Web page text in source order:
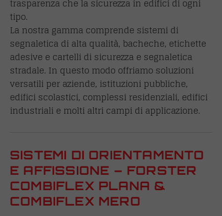
trasparenza che la sicurezza in edifici di ogni
tipo.
La nostra gamma comprende sistemi di
segnaletica di alta qualità, bacheche, etichette
adesive e cartelli di sicurezza e segnaletica
stradale. In questo modo offriamo soluzioni
versatili per aziende, istituzioni pubbliche,
edifici scolastici, complessi residenziali, edifici
industriali e molti altri campi di applicazione.
SISTEMI DI ORIENTAMENTO
E AFFISSIONE – FORSTER
COMBIFLEX PLANA &
COMBIFLEX MERO